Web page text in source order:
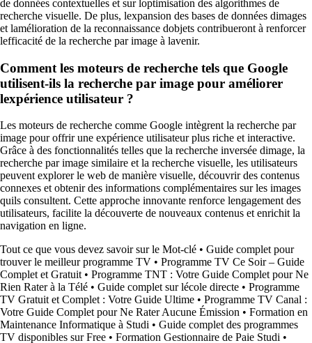
de données contextuelles et sur loptimisation des algorithmes de
recherche visuelle. De plus, lexpansion des bases de données dimages
et lamélioration de la reconnaissance dobjets contribueront à renforcer
lefficacité de la recherche par image à lavenir.
Comment les moteurs de recherche tels que Google
utilisent-ils la recherche par image pour améliorer
lexpérience utilisateur ?
Les moteurs de recherche comme Google intègrent la recherche par
image pour offrir une expérience utilisateur plus riche et interactive.
Grâce à des fonctionnalités telles que la recherche inversée dimage, la
recherche par image similaire et la recherche visuelle, les utilisateurs
peuvent explorer le web de manière visuelle, découvrir des contenus
connexes et obtenir des informations complémentaires sur les images
quils consultent. Cette approche innovante renforce lengagement des
utilisateurs, facilite la découverte de nouveaux contenus et enrichit la
navigation en ligne.
Tout ce que vous devez savoir sur le Mot-clé • Guide complet pour
trouver le meilleur programme TV • Programme TV Ce Soir – Guide
Complet et Gratuit • Programme TNT : Votre Guide Complet pour Ne
Rien Rater à la Télé • Guide complet sur lécole directe • Programme
TV Gratuit et Complet : Votre Guide Ultime • Programme TV Canal :
Votre Guide Complet pour Ne Rater Aucune Émission • Formation en
Maintenance Informatique à Studi • Guide complet des programmes
TV disponibles sur Free • Formation Gestionnaire de Paie Studi •